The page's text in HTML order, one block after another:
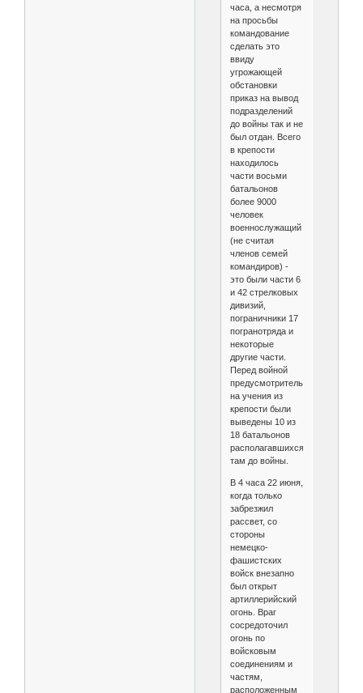
часа, а несмотря
на просьбы
командование
сделать это
ввиду
угрожающей
обстановки
приказ на вывод
подразделений
до войны так и не
был отдан. Всего
в крепости
находилось
части восьми
батальонов
более 9000
человек
военнослужащий
(не считая
членов семей
командиров) -
это были части 6
и 42 стрелковых
дивизий,
пограничники 17
погранотряда и
некоторые
другие части.
Перед войной
предусмотрительно
на учения из
крепости были
выведены 10 из
18 батальонов
располагавшихся
там до войны.
В 4 часа 22 июня,
когда только
забрезжил
рассвет, со
стороны
немецко-
фашистских
войск внезапно
был открыт
артиллерийский
огонь. Враг
сосредоточил
огонь по
войсковым
соединениям и
частям,
расположенным